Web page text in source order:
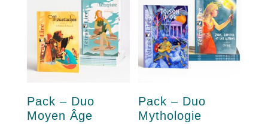
Pack – Duo
Moyen Âge
Pack – Duo
Mythologie